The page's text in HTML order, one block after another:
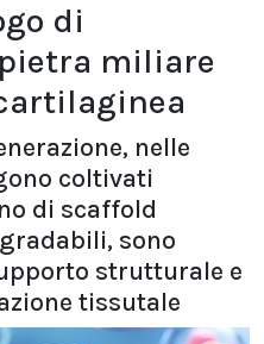
di
miliare
nelle
coltivati
di scaffold
sono
strutturale e
tissutale